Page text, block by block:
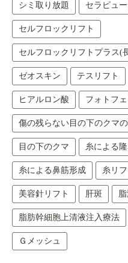
シミ取り放題 セラピュ
セルフロックリフト
セルフロックリフトプラス(
ゼオスキン テスリフト
ヒアルロン酸 フォトフ
傷の残らない目の下のクマ
目の下のクマ 糸による
糸による鼻筋形成 糸リフ
美容針リフト 肝斑
脂肪幹細胞上清液注入療法
Ｇメッシュ